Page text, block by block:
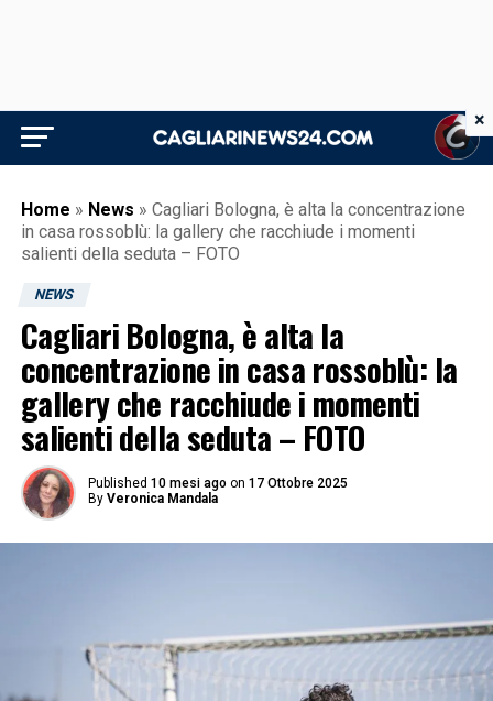
Home » News » Cagliari Bologna, è alta la concentrazione
in casa rossoblù: la gallery che racchiude i momenti
salienti della seduta – FOTO
NEWS
Cagliari Bologna, è alta la
concentrazione in casa rossoblù: la
gallery che racchiude i momenti
salienti della seduta – FOTO
Published 10 mesi ago on 17 Ottobre 2025
By Veronica Mandala
×